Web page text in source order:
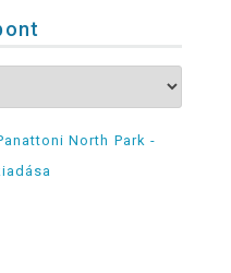
North Park -